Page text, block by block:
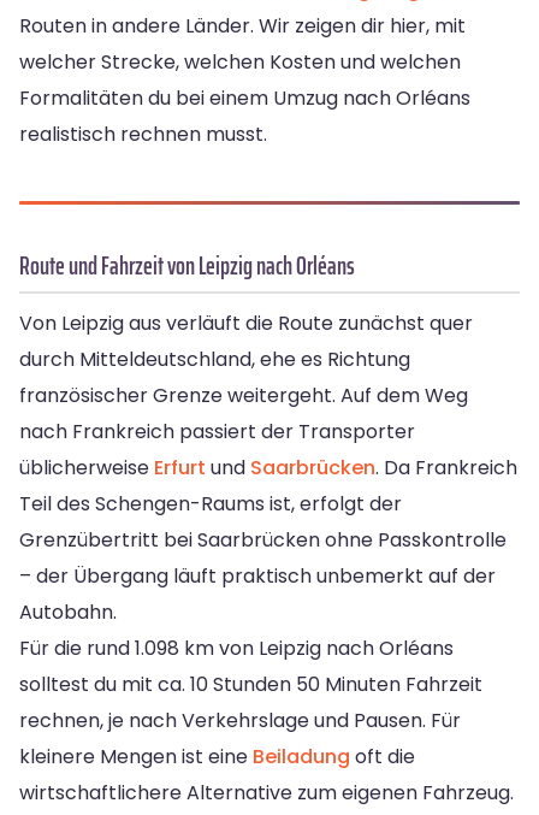
Routen in andere Länder. Wir zeigen dir hier, mit
welcher Strecke, welchen Kosten und welchen
Formalitäten du bei einem Umzug nach Orléans
realistisch rechnen musst.
Route und Fahrzeit von Leipzig nach Orléans
Von Leipzig aus verläuft die Route zunächst quer
durch Mitteldeutschland, ehe es Richtung
französischer Grenze weitergeht. Auf dem Weg
nach Frankreich passiert der Transporter
üblicherweise Erfurt und Saarbrücken. Da Frankreich
Teil des Schengen-Raums ist, erfolgt der
Grenzübertritt bei Saarbrücken ohne Passkontrolle
– der Übergang läuft praktisch unbemerkt auf der
Autobahn.
Für die rund 1.098 km von Leipzig nach Orléans
solltest du mit ca. 10 Stunden 50 Minuten Fahrzeit
rechnen, je nach Verkehrslage und Pausen. Für
kleinere Mengen ist eine Beiladung oft die
wirtschaftlichere Alternative zum eigenen Fahrzeug.